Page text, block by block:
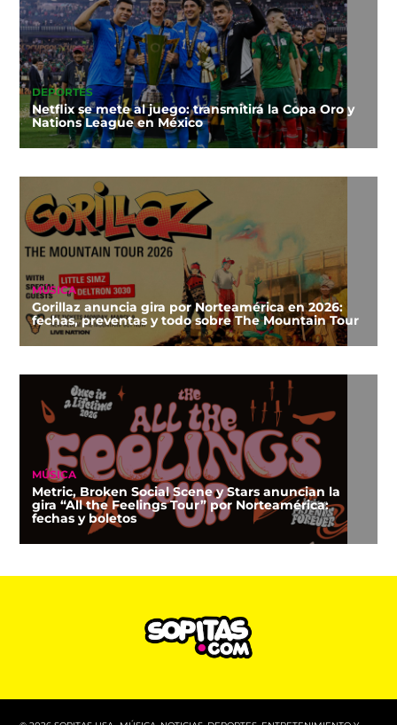
DEPORTES
Netflix se mete al juego: transmitirá la Copa Oro y
Nations League en México
MÚSICA
Gorillaz anuncia gira por Norteamérica en 2026:
fechas, preventas y todo sobre The Mountain Tour
MÚSICA
Metric, Broken Social Scene y Stars anuncian la
gira “All the Feelings Tour” por Norteamérica:
fechas y boletos